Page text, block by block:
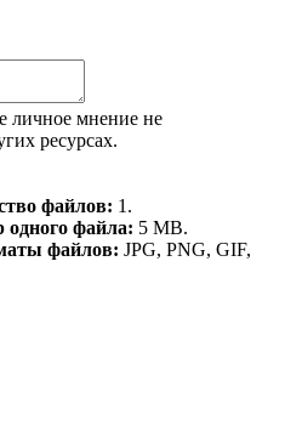
личное мнение не
ресурсах.
файлов: 1.
файла: 5 MB.
файлов: JPG, PNG, GIF,